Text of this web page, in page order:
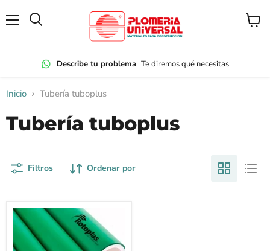
Describe tu problema Te diremos qué necesitas
Ver
Inicio Tubería tuboplus
Tubería tuboplus
Filtros Ordenar por